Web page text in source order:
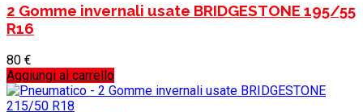
2 Gomme invernali usate BRIDGESTONE 195/55
R16
80 €
Aggiungi al carrello